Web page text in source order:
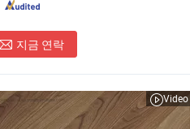
지금 연락
Video